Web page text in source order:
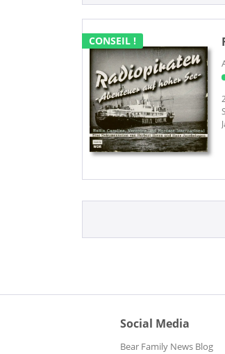
CONSEIL !
Social Media
Bear Family News Blog